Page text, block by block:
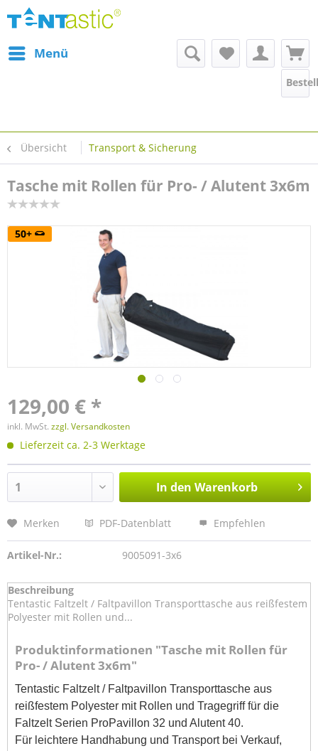
Menü
Übersicht Transport & Sicherung
Tasche mit Rollen für Pro- / Alutent 3x6m
50+
129,00 € *
inkl. MwSt. zzgl. Versandkosten
Lieferzeit ca. 2-3 Werktage
In den Warenkorb
Merken PDF-Datenblatt Empfehlen
Artikel-Nr.: 9005091-3x6
Beschreibung
Tentastic Faltzelt / Faltpavillon Transporttasche aus reißfestem
Polyester mit Rollen und...
Produktinformationen "Tasche mit Rollen für
Pro- / Alutent 3x6m"
Tentastic Faltzelt / Faltpavillon Transporttasche aus
reißfestem Polyester mit Rollen und Tragegriff für die
Faltzelt Serien ProPavillon 32 und Alutent 40.
Für leichtere Handhabung und Transport bei Verkauf,